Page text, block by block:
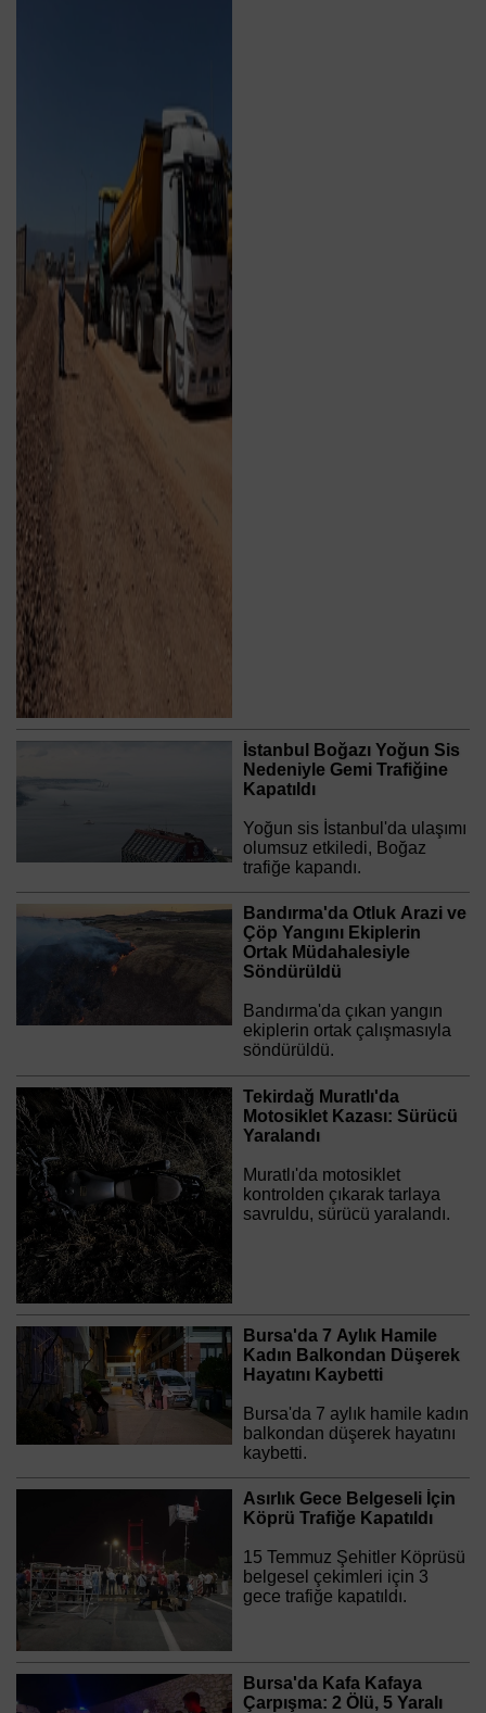
İstanbul Boğazı Yoğun Sis
Nedeniyle Gemi Trafiğine
Kapatıldı
Yoğun sis İstanbul'da ulaşımı
olumsuz etkiledi, Boğaz
trafiğe kapandı.
Bandırma'da Otluk Arazi ve
Çöp Yangını Ekiplerin
Ortak Müdahalesiyle
Söndürüldü
Bandırma'da çıkan yangın
ekiplerin ortak çalışmasıyla
söndürüldü.
Tekirdağ Muratlı'da
Motosiklet Kazası: Sürücü
Yaralandı
Muratlı'da motosiklet
kontrolden çıkarak tarlaya
savruldu, sürücü yaralandı.
Bursa'da 7 Aylık Hamile
Kadın Balkondan Düşerek
Hayatını Kaybetti
Bursa'da 7 aylık hamile kadın
balkondan düşerek hayatını
kaybetti.
Asırlık Gece Belgeseli İçin
Köprü Trafiğe Kapatıldı
15 Temmuz Şehitler Köprüsü
belgesel çekimleri için 3
gece trafiğe kapatıldı.
Bursa'da Kafa Kafaya
Çarpışma: 2 Ölü, 5 Yaralı